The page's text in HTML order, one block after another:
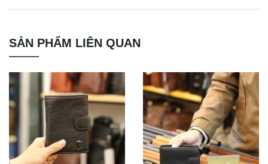
SẢN PHẨM LIÊN QUAN